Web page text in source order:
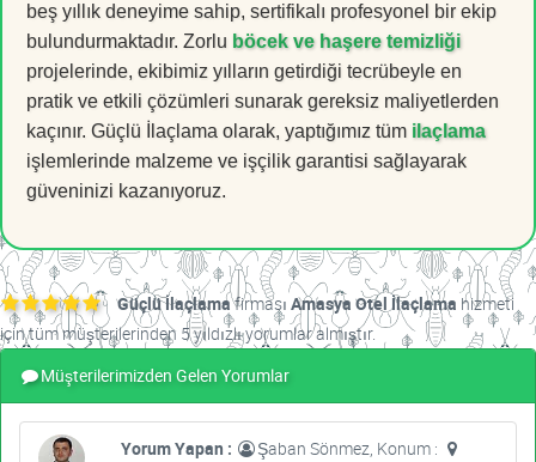
beş yıllık deneyime sahip, sertifikalı profesyonel bir ekip
bulundurmaktadır. Zorlu böcek ve haşere temizliği
projelerinde, ekibimiz yılların getirdiği tecrübeyle en
pratik ve etkili çözümleri sunarak gereksiz maliyetlerden
kaçınır. Güçlü İlaçlama olarak, yaptığımız tüm ilaçlama
işlemlerinde malzeme ve işçilik garantisi sağlayarak
güveninizi kazanıyoruz.
Güçlü İlaçlamafirması Amasya Otel İlaçlama hizmeti
için tüm müşterilerinden 5 yıldızlı yorumlar almıştır.
Müşterilerimizden Gelen Yorumlar
Yorum Yapan :
Şaban Sönmez, Konum :